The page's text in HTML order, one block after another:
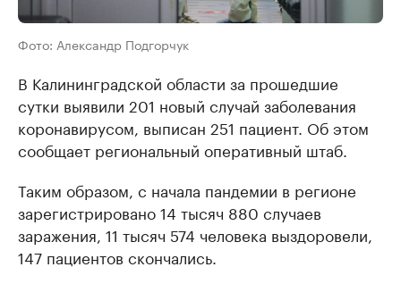
Фото: Александр Подгорчук
В Калининградской области за прошедшие
сутки выявили 201 новый случай заболевания
коронавирусом, выписан 251 пациент. Об этом
сообщает региональный оперативный штаб.
Таким образом, с начала пандемии в регионе
зарегистрировано 14 тысяч 880 случаев
заражения, 11 тысяч 574 человека выздоровели,
147 пациентов скончались.